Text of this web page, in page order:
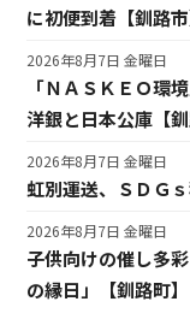
に初便到着【釧路市
「ＮＡＳＫＥＯ環
洋銀と日本公庫【釧
2026年8月7日 金曜日
虹別運送、ＳＤＧ
2026年8月7日 金曜日
子供向けの催し多
の縁日」【釧路町】
2026年8月7日 金曜日